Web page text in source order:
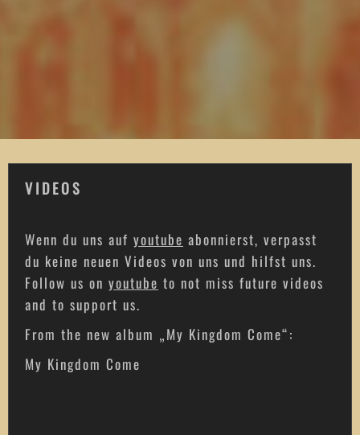
VIDEOS
Wenn du uns auf youtube abonnierst, verpasst
du keine neuen Videos von uns und hilfst uns.
Follow us on youtube to not miss future videos
and to support us.
From the new album „My Kingdom Come“:
My Kingdom Come